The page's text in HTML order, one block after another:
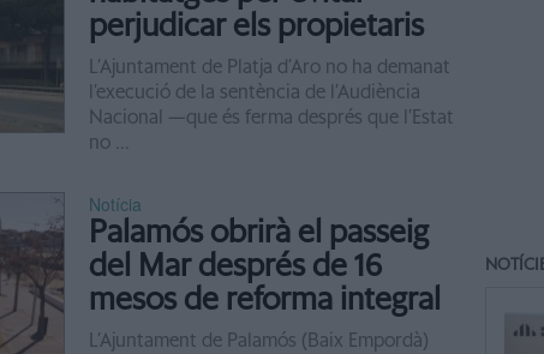
perjudicar els propietaris
L’Ajuntament de Platja d’Aro no ha demanat
l’execució de la sentència de l’Audiència
Nacional —que és ferma després que l’Estat
no ...
Notícia
Palamós obrirà el passeig
del Mar després de 16
mesos de reforma integral
L’Ajuntament de Palamós (Baix Empordà)